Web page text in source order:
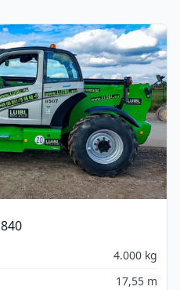
4.000 kg
17,55 m